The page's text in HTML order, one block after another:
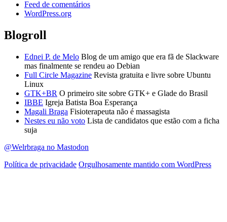
Feed de comentários
WordPress.org
Blogroll
Ednei P. de Melo Blog de um amigo que era fã de Slackware
mas finalmente se rendeu ao Debian
Full Circle Magazine Revista gratuita e livre sobre Ubuntu
Linux
GTK+BR O primeiro site sobre GTK+ e Glade do Brasil
IBBE Igreja Batista Boa Esperança
Magali Braga Fisioterapeuta não é massagista
Nestes eu não voto Lista de candidatos que estão com a ficha
suja
@Welrbraga no Mastodon
Política de privacidade Orgulhosamente mantido com WordPress